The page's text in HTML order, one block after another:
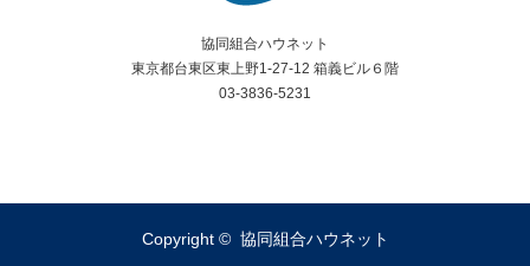
協同組合ハウネット
東京都台東区東上野1-27-12 箱義ビル６階
03-3836-5231
Copyright © 協同組合ハウネット